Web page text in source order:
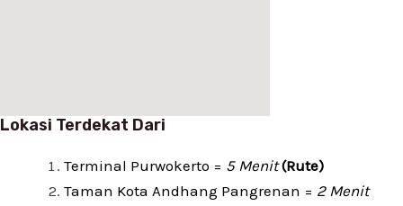
Lokasi Terdekat Dari
Terminal Purwokerto = 5 Menit (Rute)
Taman Kota Andhang Pangrenan = 2 Menit